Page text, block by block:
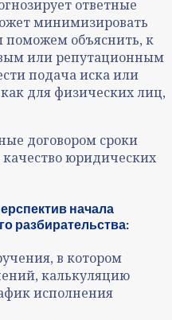
ответные
минимизировать
поможем объяснить, к
или репутационным
подача иска или
для физических лиц,
договором сроки
юридических
начала
разбирательства:
в котором
калькуляцию
исполнения